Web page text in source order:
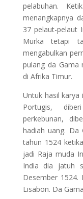
pelabuhan.
menangkapnya
37 pelaut-pelaut
Murka tetapi
mengabulkan
pulang da Gama
di Afrika Timur.
Untuk hasil karya
Portugis,
perkebunan,
hadiah uang. Da
tahun 1524
jadi Raja muda
India dia jatuh
Desember 1524.
Lisabon. Da